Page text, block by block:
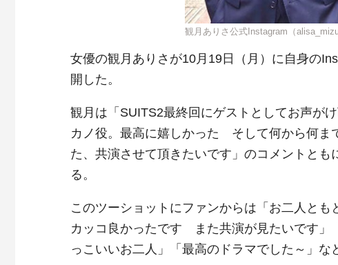
観月ありさ公式Instagram（
女優の観月ありさが10月19日（月）に自身の
開した。
観月は「SUITS2最終回にゲストとしてお声が
カノ役。最高に嬉しかった そして何から何
た、共演させて頂きたいです」のコメントとも
る。
このツーショットにファンからは「お二人と
カッコ良かったです また共演が見たいです」
っこいいお二人」「最高のドラマでした～」な